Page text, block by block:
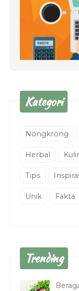
Kategori
Nongkrong
Herbal
Tips
Unik Fakta
Trending